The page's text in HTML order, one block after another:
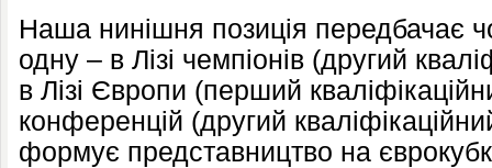
Наша нинішня позиція передбачає
одну – в Лізі чемпіонів (другий
в Лізі Європи (перший
конференцій (другий
формує представництво на